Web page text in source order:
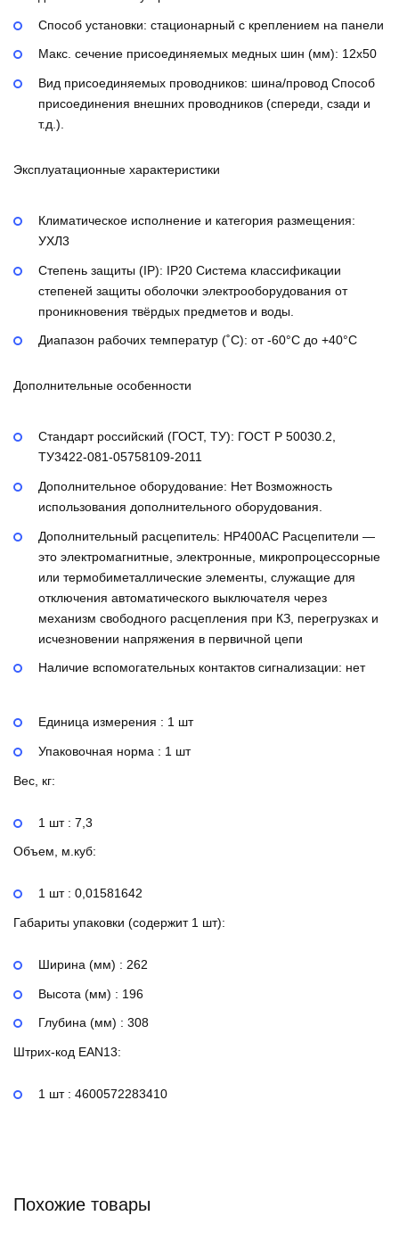
Способ установки: стационарный с креплением на панели
Макс. сечение присоединяемых медных шин (мм): 12х50
Вид присоединяемых проводников: шина/провод Способ
присоединения внешних проводников (спереди, сзади и
т.д.).
Эксплуатационные характеристики
Климатическое исполнение и категория размещения:
УХЛ3
Степень защиты (IP): IP20 Система классификации
степеней защиты оболочки электрооборудования от
проникновения твёрдых предметов и воды.
Диапазон рабочих температур (˚С): от -60°С до +40°С
Дополнительные особенности
Стандарт российский (ГОСТ, ТУ): ГОСТ Р 50030.2,
ТУ3422-081-05758109-2011
Дополнительное оборудование: Нет Возможность
использования дополнительного оборудования.
Дополнительный расцепитель: НР400AC Расцепители —
это электромагнитные, электронные, микропроцессорные
или термобиметаллические элементы, служащие для
отключения автоматического выключателя через
механизм свободного расцепления при КЗ, перегрузках и
исчезновении напряжения в первичной цепи
Наличие вспомогательных контактов сигнализации: нет
Единица измерения : 1 шт
Упаковочная норма : 1 шт
Вес, кг:
1 шт : 7,3
Объем, м.куб:
1 шт : 0,01581642
Габариты упаковки (содержит 1 шт):
Ширина (мм) : 262
Высота (мм) : 196
Глубина (мм) : 308
Штрих-код EAN13:
1 шт : 4600572283410
Похожие товары